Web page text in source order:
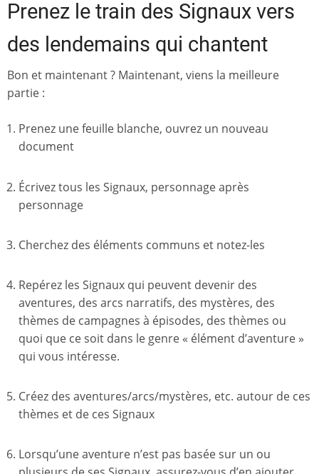
Prenez le train des Signaux vers
des lendemains qui chantent
Bon et maintenant ? Maintenant, viens la meilleure
partie :
Prenez une feuille blanche, ouvrez un nouveau
document
Écrivez tous les Signaux, personnage après
personnage
Cherchez des éléments communs et notez-les
Repérez les Signaux qui peuvent devenir des
aventures, des arcs narratifs, des mystères, des
thèmes de campagnes à épisodes, des thèmes ou
quoi que ce soit dans le genre « élément d’aventure »
qui vous intéresse.
Créez des aventures/arcs/mystères, etc. autour de ces
thèmes et de ces Signaux
Lorsqu’une aventure n’est pas basée sur un ou